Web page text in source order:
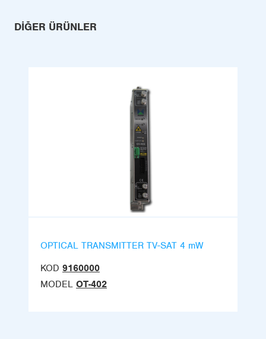
DIĞER ÜRÜNLER
OPTICAL TRANSMITTER TV-SAT 4 mW
KOD 9160000
MODEL OT-402